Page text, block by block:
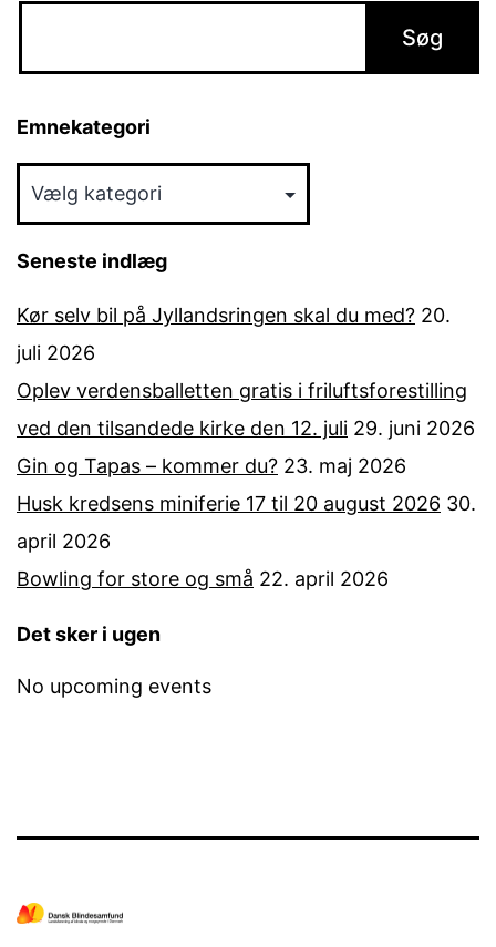
Emnekategori
Seneste indlæg
Kør selv bil på Jyllandsringen skal du med? 20.
juli 2026
Oplev verdensballetten gratis i friluftsforestilling
ved den tilsandede kirke den 12. juli 29. juni 2026
Gin og Tapas – kommer du? 23. maj 2026
Husk kredsens miniferie 17 til 20 august 2026 30.
april 2026
Bowling for store og små 22. april 2026
Det sker i ugen
No upcoming events